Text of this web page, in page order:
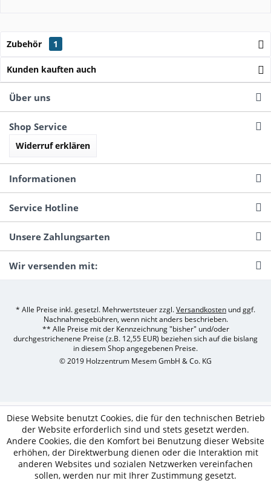
Zubehör 1
Kunden kauften auch
Über uns
Shop Service
Widerruf erklären
Informationen
Service Hotline
Unsere Zahlungsarten
Wir versenden mit:
* Alle Preise inkl. gesetzl. Mehrwertsteuer zzgl.Versandkosten und ggf.
Nachnahmegebühren, wenn nicht anders beschrieben.
** Alle Preise mit der Kennzeichnung "bisher" und/oder
durchgestrichenene Preise (z.B. 12,55 EUR) beziehen sich auf die bislang
in diesem Shop angegebenen Preise.
© 2019 Holzzentrum Mesem GmbH & Co. KG
Diese Website benutzt Cookies, die für den technischen Betrieb
der Website erforderlich sind und stets gesetzt werden.
Andere Cookies, die den Komfort bei Benutzung dieser Website
erhöhen, der Direktwerbung dienen oder die Interaktion mit
anderen Websites und sozialen Netzwerken vereinfachen
sollen, werden nur mit Ihrer Zustimmung gesetzt.